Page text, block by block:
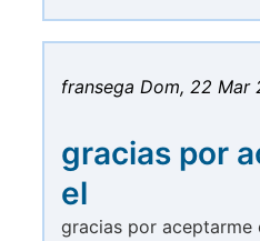
fransega Dom, 22 Mar
gracias por
el
gracias por aceptarme